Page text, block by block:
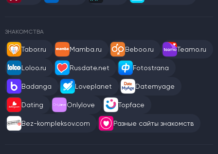
ЗНАКОМСТВА
Tabor.ru Mamba.ru Beboo.ru Teamo.ru
Loloo.ru Rusdate.net Fotostrana
Badanga Loveplanet Datemyage
Dating Onlylove Topface
Bez-kompleksov.com Разные сайты знакомств